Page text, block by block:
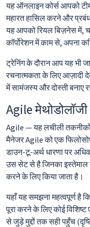
यह ऑनलाइन कोर्स आपको
महारत हासिल करने और
यह आपको रियल बिज़नेस में,
कॉर्पोरेशन में काम से, अपना
ट्रेनिंग के दौरान आप यह भी
रचनात्मकता के लिए आज़ादी
में सामंजस्य और दोस्ती बनाए
Agile मेथोडोलॉजी
Agile — यह लचीली
मैनेजर Agile को एक
डाउन-टू-अर्थ धारणा पर
उस सेट से है जिनका इस्तेमाल
करने के लिए किया जाता है।
यहाँ यह समझना महत्वपूर्ण है
पूरा करने के लिए कोई
से जुड़े मुद्दों तक सही पहुँच